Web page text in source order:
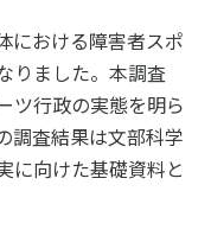
せ・お申し込み
における障害者スポ
りました。本調査
ツ行政の実態を明ら
調査結果は文部科学
に向けた基礎資料と